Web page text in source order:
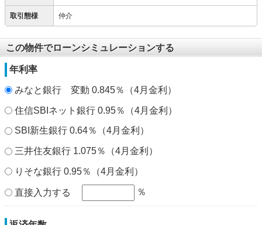
取引態様 仲介
この物件でローンシミュレーションする
年利率
みなと銀行 変動 0.845％（4月金利）
住信SBIネット銀行 0.95％（4月金利）
SBI新生銀行 0.64％（4月金利）
三井住友銀行 1.075％（4月金利）
りそな銀行 0.95％（4月金利）
直接入力する ％